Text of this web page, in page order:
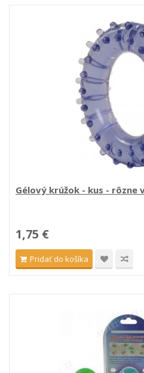
Gélový krúžok - kus - rôzne
1,75 €
Pridať do košíka